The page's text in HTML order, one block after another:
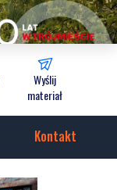
Wyślij
materiał
Kontakt